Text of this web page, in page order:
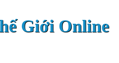
Giới Online